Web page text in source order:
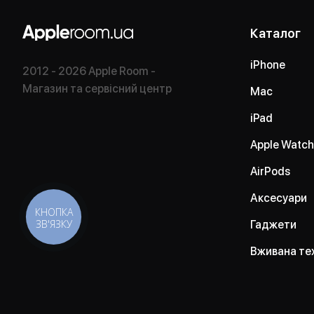
2012 - 2026 Apple Room -
Магазин та сервісний центр
Каталог
iPhone
Mac
iPad
Apple Watch
AirPods
Аксесуари
Гаджети
Вживана
КНОПКА
ЗВ'ЯЗКУ